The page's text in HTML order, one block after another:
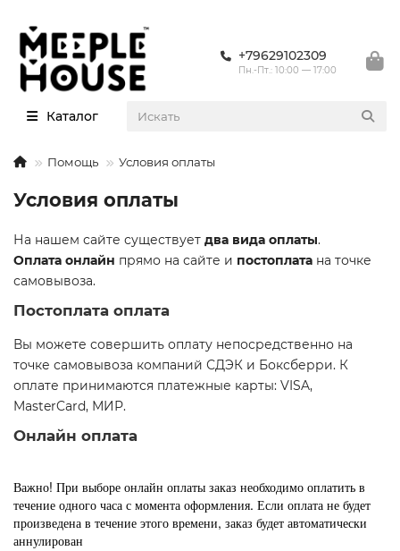
+79629102309
Пн.-Пт.: 10:00 — 17:00
Каталог
Помощь Условия оплаты
Условия оплаты
На нашем сайте существует два вида оплаты.
Оплата онлайн прямо на сайте и постоплата на точке
самовывоза.
Постоплата оплата
Вы можете совершить оплату непосредственно на
точке самовывоза компаний СДЭК и Боксберри. К
оплате принимаются платежные карты: VISA,
MasterCard, МИР.
Онлайн оплата
Важно! При выборе онлайн оплаты заказ необходимо оплатить в
течение одного часа с момента оформления. Если оплата не будет
произведена в течение этого времени, заказ будет автоматически
аннулирован